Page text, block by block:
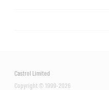
Castrol Limited
Copyright © 1999-2026